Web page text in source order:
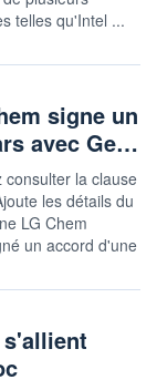
telles qu'Intel ...
signe un
avec Ge…
consulter la clause
les détails du
LG Chem
un accord d'une
s'allient